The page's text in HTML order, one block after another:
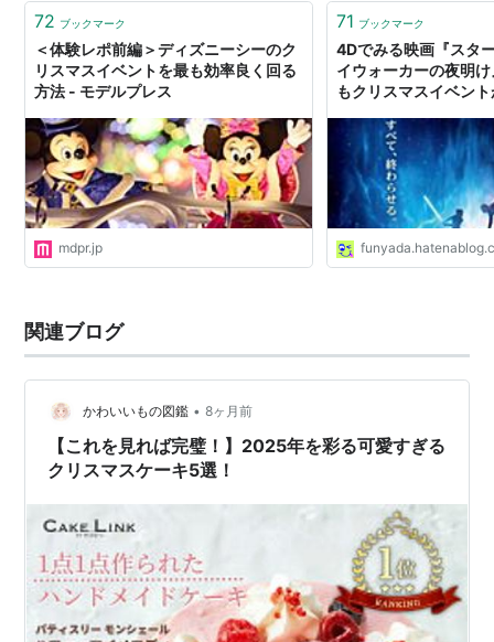
若い頃、マユミは自分で生クリームを泡立…
72 ブックマーク
＜体験レポ前編＞ディズニーシーのク
リスマスイベントを最も効率良く回る
方法 - モデルプレス
mdpr.jp
71 ブックマーク
4Dでみる映画『スタ
イウォーカーの夜明
もクリスマスイベン
関連ブログ
かわいいもの図鑑 • 8ヶ月前
【これを見れば完璧！】2025年を彩る可愛すぎる
クリスマスケーキ5選！